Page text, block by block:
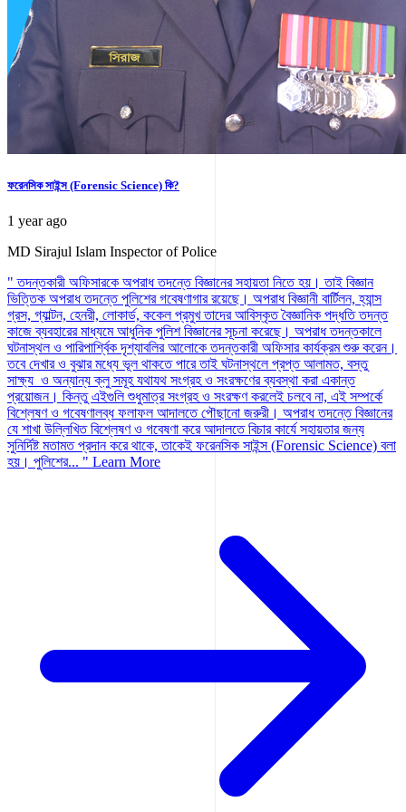
ফরেনসিক সাইন্স (Forensic Science) কি?
1 year ago
MD Sirajul Islam Inspector of Police
" তদন্তকারী অফিসারকে অপরাধ তদন্তে বিজ্ঞানের সহায়তা নিতে হয়। তাই বিজ্ঞান
ভিত্তিক অপরাধ তদন্তে পুলিশের গবেষণাগার রয়েছে। অপরাধ বিজ্ঞানী বার্টিলন, হ্যান্স
গ্রস, গ্যাল্টন, হেনরী, লোকার্ড, ককেল প্রমুখ তাদের আবিস্কৃত বৈজ্ঞানিক পদ্ধতি তদন্ত
কাজে ব্যবহারের মাধ্যমে আধুনিক পুলিশ বিজ্ঞানের সূচনা করেছে। অপরাধ তদন্তকালে
ঘটনাস্থল ও পারিপার্শ্বিক দৃশ্যাবলির আলোকে তদন্তকারী অফিসার কার্যক্রম শুরু করেন।
তবে দেখার ও বুঝার মধ্যে ভূল থাকতে পারে তাই ঘটনাস্থলে প্রপ্ত আলামত, বস্তু
সাক্ষ্য ও অন্যান্য ক্লু সমূহ যথাযথ সংগ্রহ ও সংরক্ষণের ব্যবস্থা করা একান্ত
প্রয়োজন। কিন্তু এইগুলি শুধুমাত্র সংগ্রহ ও সংরক্ষণ করলেই চলবে না, এই সম্পর্কে
বিশ্লেষণ ও গবেষণালব্ধ ফলাফল আদালতে পৌছানো জরুরী। অপরাধ তদন্তে বিজ্ঞানের
যে শাখা উল্লিখিত বিশ্লেষণ ও গবেষণা করে আদালতে বিচার কার্যে সহায়তার জন্য
সুনির্দিষ্ট মতামত প্রদান করে থাকে, তাকেই ফরেনসিক সাইন্স (Forensic Science) বলা
হয়। পুলিশের... " Learn More